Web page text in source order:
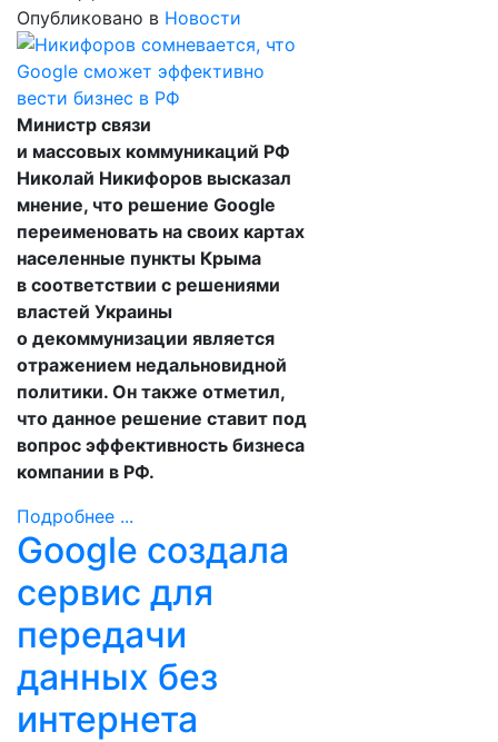
Опубликовано в Новости
Министр связи
и массовых коммуникаций РФ
Николай Никифоров высказал
мнение, что решение Google
переименовать на своих картах
населенные пункты Крыма
в соответствии с решениями
властей Украины
о декоммунизации является
отражением недальновидной
политики. Он также отметил,
что данное решение ставит под
вопрос эффективность бизнеса
компании в РФ.
Подробнее ...
Google создала
сервис для
передачи
данных без
интернета